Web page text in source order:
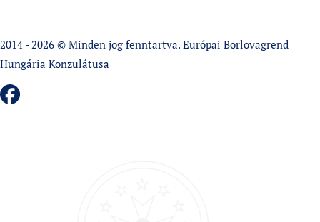
2014 - 2026 © Minden jog fenntartva. Európai Borlovagrend
Hungária Konzulátusa